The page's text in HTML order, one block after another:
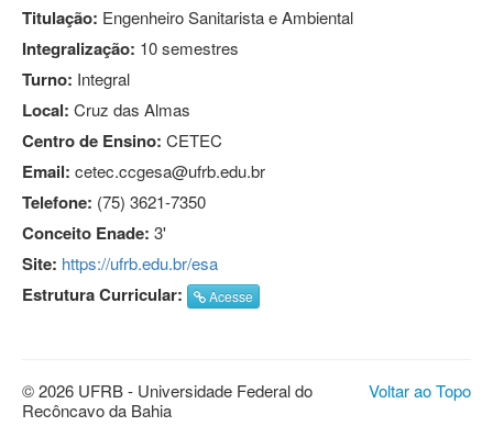
Titulação: Engenheiro Sanitarista e Ambiental
Integralização: 10 semestres
Turno: Integral
Local: Cruz das Almas
Centro de Ensino: CETEC
Email: cetec.ccgesa@ufrb.edu.br
Telefone: (75) 3621-7350
Conceito Enade: 3'
Site: https://ufrb.edu.br/esa
Estrutura Curricular: Acesse
Voltar ao Topo
© 2026 UFRB - Universidade Federal do
Recôncavo da Bahia